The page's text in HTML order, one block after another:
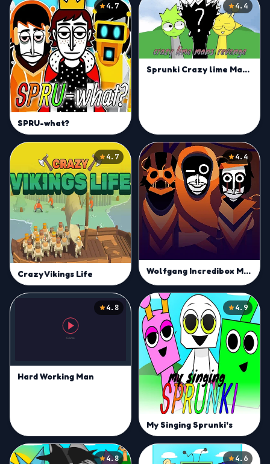
4.7
SPRU-what?
4.4
Sprunki Crazy lime Mans Revenge
4.7
Crazy Vikings Life
4.4
Wolfgang Incredibox Mod
4.8
Hard Working Man
4.9
My Singing Sprunki's
4.8 4.6